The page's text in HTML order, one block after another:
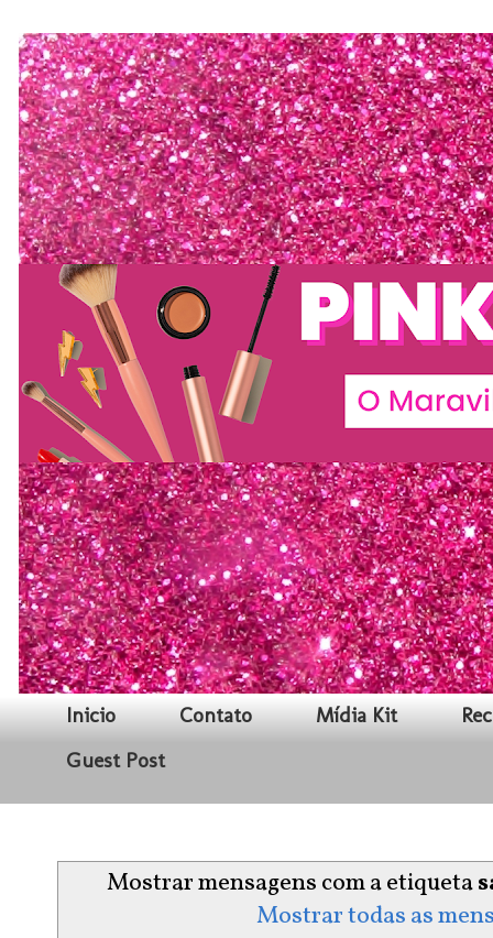
Inicio Contato Mídia Kit
Guest Post
Mostrar mensagens com a etiqueta
Mostrar todas as